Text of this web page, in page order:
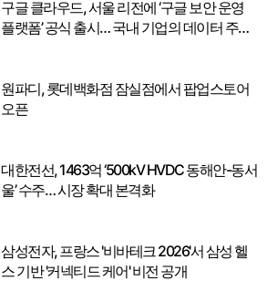
구글 클라우드, 서울 리전에 ‘구글 보안 운영
플랫폼’ 공식 출시… 국내 기업의 데이터 주권
원파디, 롯데백화점 잠실점에서 팝업스토어
오픈
대한전선, 1463억 ‘500kV HVDC 동해안-동서
울’ 수주… 시장 확대 본격화
삼성전자, 프랑스 '비바테크 2026'서 삼성 헬
스 기반 '커넥티드 케어' 비전 공개